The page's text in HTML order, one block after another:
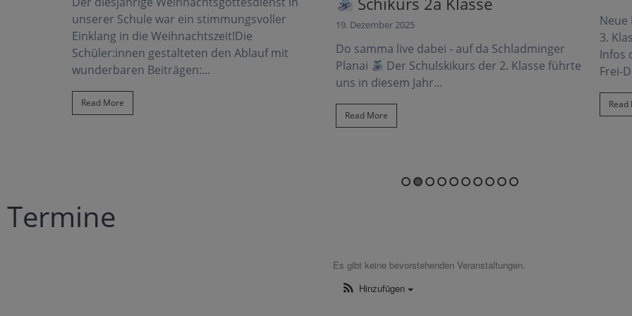
19. Dezember 2025
Do samma live dabei - auf da Schladminger
Planai
Der Schulskikurs der 2. Klasse führte
Read More
Neue Impressionen unserer Schüler:innen der
Infos dazu findet ihr hier im ersten Beitrag
Frei-Day...
Read More
5.
Am
die
der
Termine
Es gibt keine bevorstehenden Veranstaltungen.
Hinzufügen